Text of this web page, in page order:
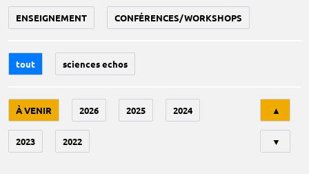
ENSEIGNEMENT CONFÉRENCES/WORKSHOPS
tout sciences echos
À VENIR 2026 2025 2024
2023 2022
▲
▼